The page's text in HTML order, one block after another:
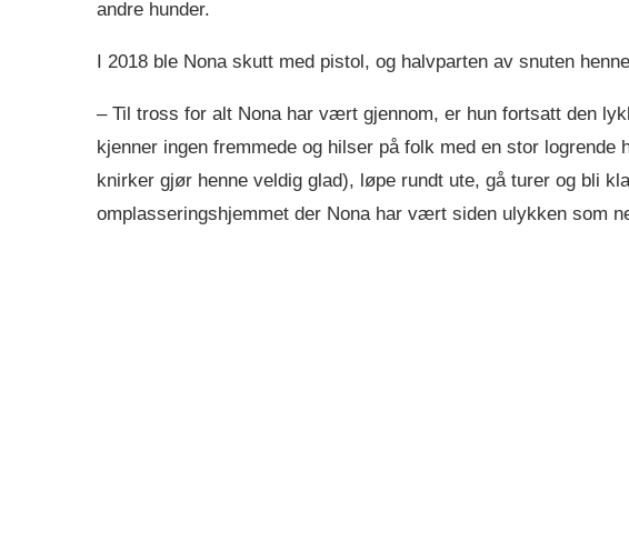
andre hunder.
I 2018 ble Nona skutt med pistol, og halvparten av snuten
– Til tross for alt Nona har vært gjennom, er hun fortsatt den
kjenner ingen fremmede og hilser på folk med en stor
knirker gjør henne veldig glad), løpe rundt ute, gå turer og bli
omplasseringshjemmet der Nona har vært siden ulykken som